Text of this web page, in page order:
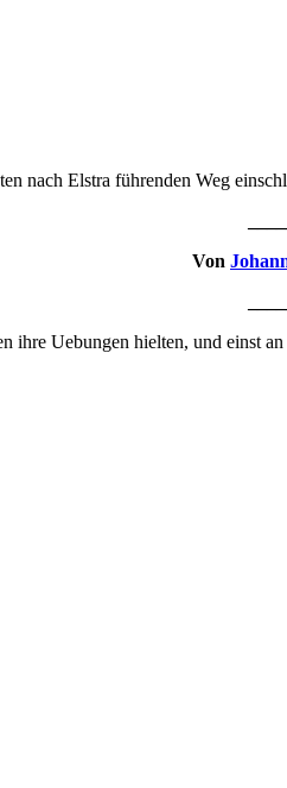
nach Elstra führenden Weg
Von
ihre Uebungen hielten, und einst